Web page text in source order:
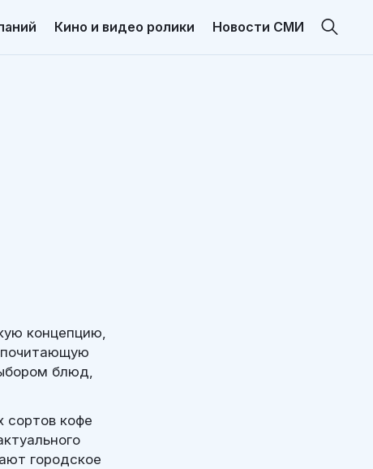
Кино и видео ролики Новости СМИ
концепцию,
блюд,
сортов кофе
городское